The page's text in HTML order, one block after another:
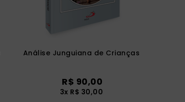
Análise Junguiana de Crianças
R$ 90,00
3x R$ 30,00